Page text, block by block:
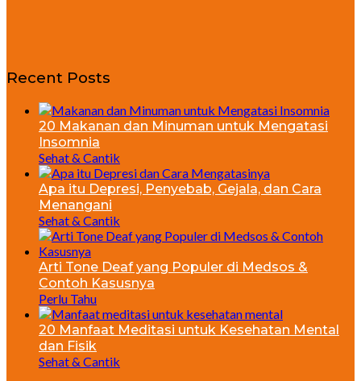
Recent Posts
20 Makanan dan Minuman untuk Mengatasi
Insomnia
Sehat & Cantik
Apa itu Depresi, Penyebab, Gejala, dan Cara
Menangani
Sehat & Cantik
Arti Tone Deaf yang Populer di Medsos &
Contoh Kasusnya
Perlu Tahu
20 Manfaat Meditasi untuk Kesehatan Mental
dan Fisik
Sehat & Cantik